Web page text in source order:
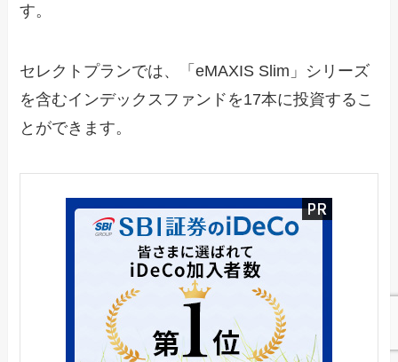
す。
セレクトプランでは、「eMAXIS Slim」シリーズ
を含むインデックスファンドを17本に投資するこ
とができます。